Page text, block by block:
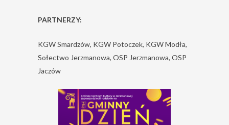
PARTNERZY:
KGW Smardzów, KGW Potoczek, KGW Modła,
Sołectwo Jerzmanowa, OSP Jerzmanowa, OSP
Jaczów